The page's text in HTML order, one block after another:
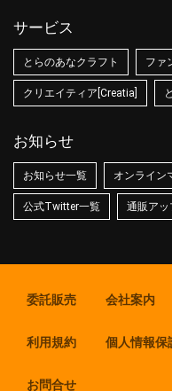
サービス
とらのあなクラフト ファ
クリエイティア[Creatia]
お知らせ
お知らせ一覧 オンライン
公式Twitter一覧 通販アッ
委託販売 会社案内
利用規約 個人情報保
お問合せ